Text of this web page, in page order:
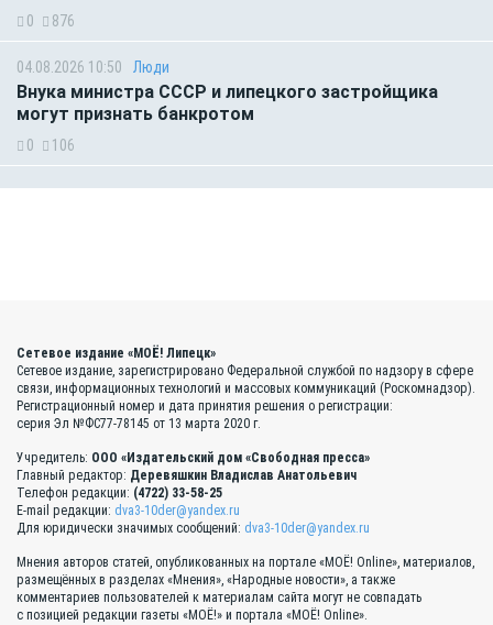
0 876
04.08.2026 10:50 Люди
Внука министра СССР и липецкого застройщика
могут признать банкротом
0 106
Сетевое издание «МОЁ! Липецк»
Сетевое издание, зарегистрировано Федеральной службой по надзору в сфере
связи, информационных технологий и массовых коммуникаций (Роскомнадзор).
Регистрационный номер и дата принятия решения о регистрации:
серия Эл №ФС77-78145 от 13 марта 2020 г.
Учредитель: ООО «Издательский дом «Свободная пресса»
Главный редактор: Деревяшкин Владислав Анатольевич
Телефон редакции: (4722) 33-58-25
E-mail редакции: dva3-10der@yandex.ru
Для юридически значимых сообщений: dva3-10der@yandex.ru
Мнения авторов статей, опубликованных на портале «МОЁ! Online», материалов,
размещённых в разделах «Мнения», «Народные новости», а также
комментариев пользователей к материалам сайта могут не совпадать
с позицией редакции газеты «МОЁ!» и портала «МОЁ! Online».